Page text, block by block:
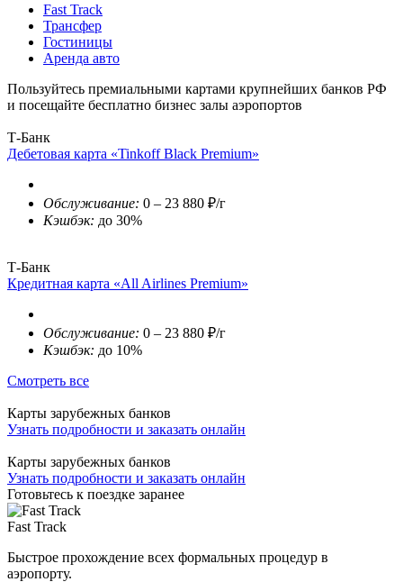
Fast Track
Трансфер
Гостиницы
Аренда авто
Пользуйтесь премиальными картами крупнейших банков РФ
и посещайте бесплатно бизнес залы аэропортов
Т-Банк
Дебетовая карта «Tinkoff Black Premium»
Обслуживание: 0 – 23 880 ₽/г
Кэшбэк: до 30%
Т-Банк
Кредитная карта «All Airlines Premium»
Обслуживание: 0 – 23 880 ₽/г
Кэшбэк: до 10%
Смотреть все
Карты зарубежных банков
Узнать подробности и заказать онлайн
Карты зарубежных банков
Узнать подробности и заказать онлайн
Готовьтесь к поездке заранее
Fast Track
Быстрое прохождение всех формальных процедур в
аэропорту.